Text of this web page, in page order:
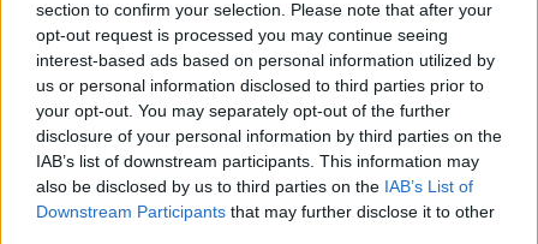
section to confirm your selection. Please note that after your
opt-out request is processed you may continue seeing
interest-based ads based on personal information utilized by
us or personal information disclosed to third parties prior to
your opt-out. You may separately opt-out of the further
disclosure of your personal information by third parties on the
IAB’s list of downstream participants. This information may
also be disclosed by us to third parties on the IAB’s List of
Downstream Participants that may further disclose it to other
Megosztás:
KAPCSOLÓDÓ HÍREK